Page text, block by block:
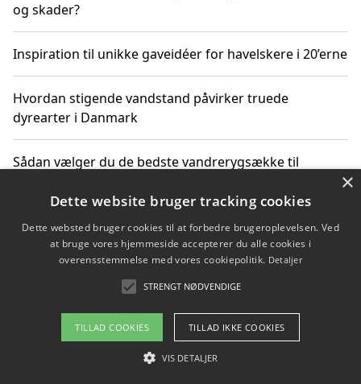
og skader?
Inspiration til unikke gaveidéer for havelskere i 20’erne
Hvordan stigende vandstand påvirker truede
dyrearter i Danmark
Sådan vælger du de bedste vandrerygsække til
Copyright 2026 - Pilanto Aps
Om / kontakt
×
Dette website bruger tracking cookies
Dette websted bruger cookies til at forbedre brugeroplevelsen. Ved
at bruge vores hjemmeside accepterer du alle cookies i
overensstemmelse med vores cookiepolitik. Detaljer
STRENGT NØDVENDIGE
TILLAD COOKIES TILLAD IKKE COOKIES
VIS DETALJER